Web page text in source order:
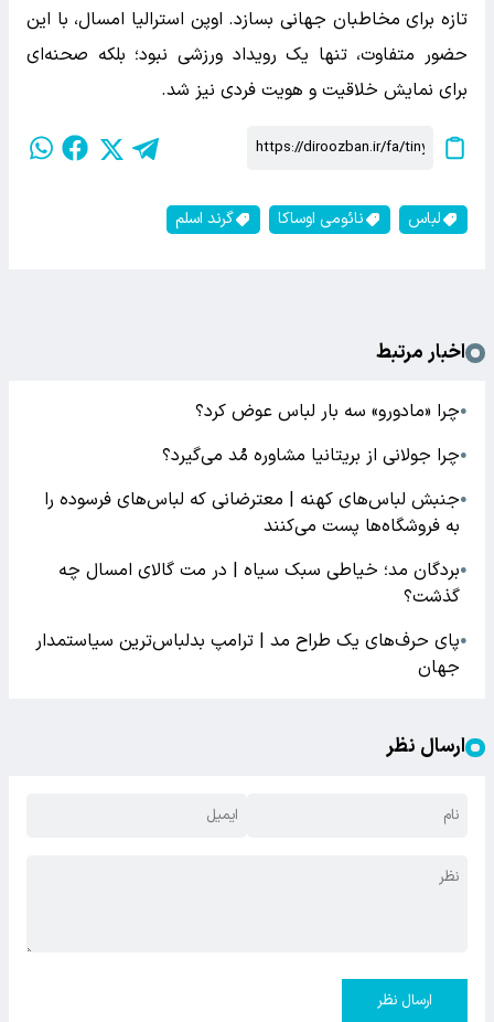
تازه برای مخاطبان جهانی بسازد. اوپن استرالیا امسال، با این
حضور متفاوت، تنها یک رویداد ورزشی نبود؛ بلکه صحنه‌ای
برای نمایش خلاقیت و هویت فردی نیز شد.
لباس نائومی اوساکا گرند اسلم
اخبار مرتبط
●چرا «مادورو» سه بار لباس عوض کرد؟
●چرا جولانی از بریتانیا مشاوره مُد می‌گیرد؟
●جنبش لباس‌های کهنه | معترضانی که لباس‌های فرسوده را
به فروشگاه‌ها پست می‌کنند
●بردگان مد؛ خیاطی سبک سیاه | در مت‌ گالای امسال چه
گذشت؟
●پای حرف‌های یک طراح مد | ترامپ بدلباس‌ترین سیاستمدار
جهان
ارسال نظر
ارسال نظر